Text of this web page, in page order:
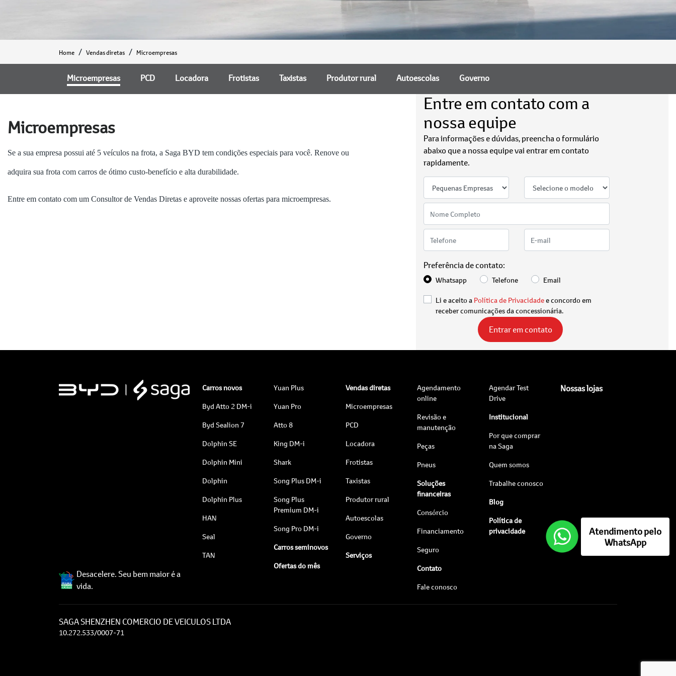
Home Vendas diretas Microempresas
Microempresas PCD Locadora Frotistas Taxistas Produtor rural Autoescolas Governo
Microempresas
Se a sua empresa possui até 5 veículos na frota, a Saga BYD tem condições especiais para você. Renove ou
adquira sua frota com carros de ótimo custo-benefício e alta durabilidade.
Entre em contato com um Consultor de Vendas Diretas e aproveite nossas ofertas para microempresas.
Entre em contato com a
nossa equipe
Para informações e dúvidas, preencha o formulário
abaixo que a nossa equipe vai entrar em contato
rapidamente.
Preferência de contato:
Whatsapp Telefone Email
Li e aceito a Política de Privacidadee concordo em
receber comunicações da concessionária.
Entrar em contato
Desacelere. Seu bem maior é a
vida.
Carros novos
Byd Atto 2 DM-i
Byd Sealion 7
Dolphin SE
Dolphin Mini
Dolphin
Dolphin Plus
HAN
Seal
TAN
Yuan Plus
Yuan Pro
Atto 8
King DM-i
Shark
Song Plus DM-i
Song Plus
Premium DM-i
Song Pro DM-i
Carros seminovos
Ofertas do mês
Vendas diretas
Microempresas
PCD
Locadora
Frotistas
Taxistas
Produtor rural
Autoescolas
Governo
Serviços
Agendamento
online
Revisão e
manutenção
Peças
Pneus
Soluções
financeiras
Consórcio
Financiamento
Seguro
Contato
Fale conosco
Agendar Test
Drive
Institucional
Por que comprar
na Saga
Quem somos
Trabalhe conosco
Blog
Política de
privacidade
Nossas lojas
SAGA SHENZHEN COMERCIO DE VEICULOS LTDA
10.272.533/0007-71
Atendimento pelo
WhatsApp